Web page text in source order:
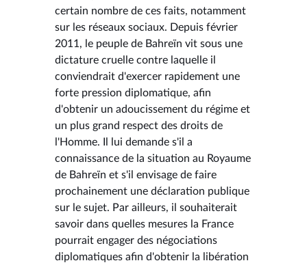
certain nombre de ces faits, notamment
sur les réseaux sociaux. Depuis février
2011, le peuple de Bahreïn vit sous une
dictature cruelle contre laquelle il
conviendrait d'exercer rapidement une
forte pression diplomatique, afin
d'obtenir un adoucissement du régime et
un plus grand respect des droits de
l'Homme. Il lui demande s'il a
connaissance de la situation au Royaume
de Bahreïn et s'il envisage de faire
prochainement une déclaration publique
sur le sujet. Par ailleurs, il souhaiterait
savoir dans quelles mesures la France
pourrait engager des négociations
diplomatiques afin d'obtenir la libération